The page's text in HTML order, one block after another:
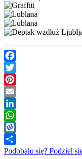
Facebook
Twitter
Pinterest
Email
LinkedIn
WhatsApp
Wykop
Podobało się? Podziel